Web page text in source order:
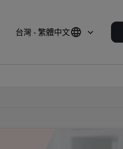
台灣 - 繁體中文